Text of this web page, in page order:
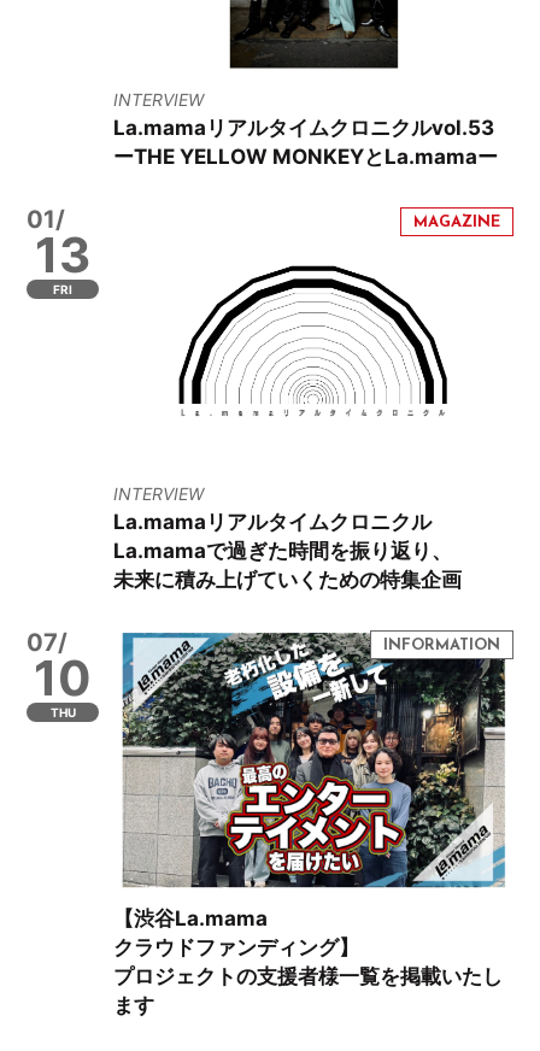
INTERVIEW
La.mamaリアルタイムクロニクルvol.53
ーTHE YELLOW MONKEYとLa.mamaー
01/
13
FRI
INTERVIEW
La.mamaリアルタイムクロニクル
La.mamaで過ぎた時間を振り返り、
未来に積み上げていくための特集企画
07/
10
THU
【渋谷La.mama
クラウドファンディング】
プロジェクトの支援者様一覧を掲載いたし
ます